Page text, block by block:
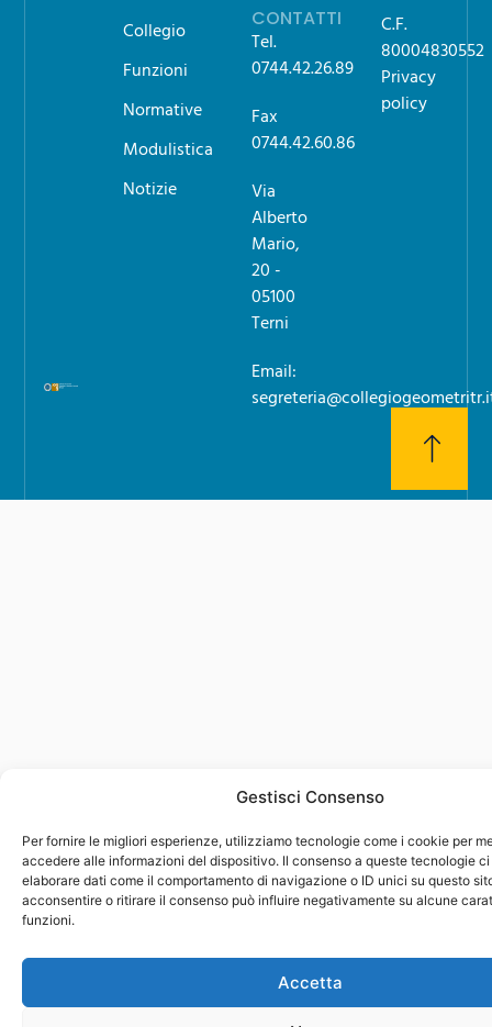
Gestisci Consenso
Per fornire le migliori esperienze, utilizziamo tecnologie come i cookie per
accedere alle informazioni del dispositivo. Il consenso a queste tecnologie
elaborare dati come il comportamento di navigazione o ID unici su questo
acconsentire o ritirare il consenso può influire negativamente su alcune
funzioni.
Accetta
Collegio
Funzioni
Normative
Modulistica
Notizie
CONTATTI
Tel.
0744.42.26.89
Fax
0744.42.60.86
Via
Alberto
Mario,
20 -
05100
Terni
Email:
C.F.
80004830552
Privacy
policy